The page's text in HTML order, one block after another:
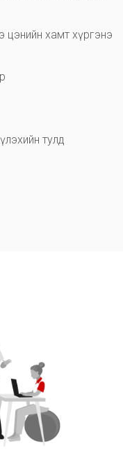
э цэнийн хамт хүргэнэ
р
үлэхийн тулд